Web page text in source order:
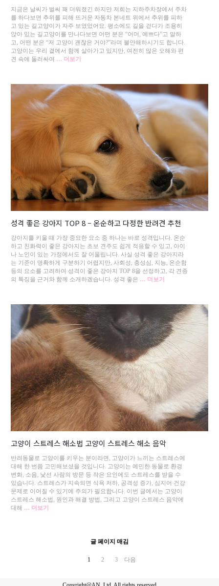
지금은 날씨가 벌써 꽤 더워졌긴 하지만 저희는 지하주차장에서 주차
를 하다보면 추위를 피해 뜨거운 자동차 본네트 위에서 추위를 피하
고 있는 길고양이가 자주 보였었어요. 평소에도 길을 걷다가 조용히
앉아 있는 길고양이를 만나다보면 어떤 분은 “어머, 예쁘다”고 말하
고, 어떤 분은 “저 고양이 괜찮은 거야?”라며 불안해하시기도 합니다.
고양이는 우리 곁에서 함께 살아가고 있지만, 여전히 많은 오해와 편
견 속에 둘러싸여 … 더보기
성격 좋은 강아지 TOP 8 – 온순하고 다정한 반려견 추천
강아지를 키울 때 가장 중요한 요소 중 하나는 바로 성격입니다. 온순
하고 친화력이 좋은 강아지는 초보 견주도 쉽게 적응할 수 있고, 아이
나 노인이 있는 가정에서도 잘 어울립니다. 사실 성격 좋은 강아지라
는 기준이 명확하게 구분하기 어렵지만, 사회성, 충성심, 지능, 온순함
등의 요소를 고려하여 성격이 좋은 강아지 TOP 8을 선정하고, 각 견종
의 특징을 근거와 함께 소개하겠습니다. 성격 좋은 … 더보기
고양이 스트레스 해소법 고양이 스트레스 해소 음악
반려동물로 고양이를 키우는 분이라면, 고양이가 느끼는 스트레스에
대해 한 번쯤 고민해보셨을 것입니다. 고양이는 예민한 동물로 환경
변화, 소음, 낯선 사람의 방문 등 작은 요인에도 스트레스를 받을 수
있습니다. 스트레스가 지속되면 식욕 저하, 공격성 증가, 심지어 건강
문제로 이어질 수 있기에 주의가 필요합니다. 이번 글에서는 고양이
스트레스 해소법, 원인과 해결 방법, 그리고 고양이 스트레스 음악에
대해 … 더보기
글 페이지 매김
1 2 3 다음